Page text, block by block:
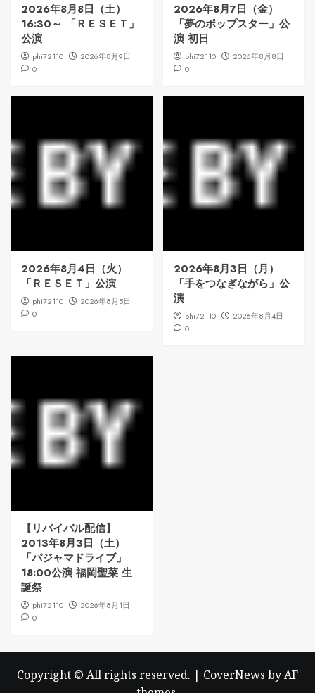
2026年8月8日（土）
16:30～ 「ＲＥＳＥＴ」
公演
phi72110
2026年8月9日
0
2026年8月7日（金）
「夢のポップスター」公
演 初日
phi72110
2026年8月8日
0
2026年8月4日（火）
「ＲＥＳＥＴ」公演
phi72110
2026年8月5日
0
2026年8月3日（月）
「手をつなぎながら」公
演
phi72110
2026年8月4日
0
【リバイバル配信】
2013年8月3日（土）
「パジャマドライブ」
18:00公演 福岡聖菜 生
誕祭
phi72110
2026年8月1日
0
Copyright © All rights reserved. | CoverNews by AF